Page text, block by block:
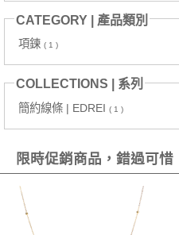
CATEGORY | 產品類別
項鍊 ( 1 )
COLLECTIONS | 系列
簡約線條 | EDREI ( 1 )
限時促銷商品，錯過可惜